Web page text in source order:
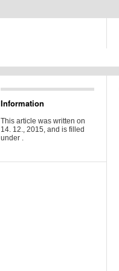
Information
This article was written on
14. 12., 2015, and is filled
under .